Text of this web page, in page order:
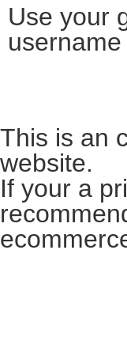
Use your
username
This is an
website.
If your a